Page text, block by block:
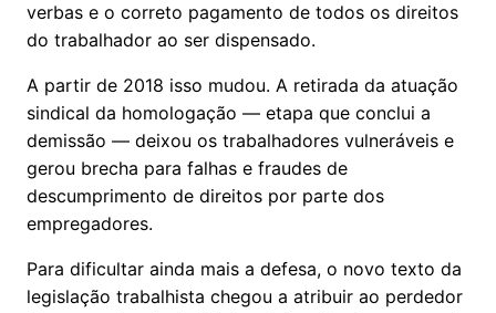
verbas e o correto pagamento de todos os direitos
do trabalhador ao ser dispensado.
A partir de 2018 isso mudou. A retirada da atuação
sindical da homologação — etapa que conclui a
demissão — deixou os trabalhadores vulneráveis e
gerou brecha para falhas e fraudes de
descumprimento de direitos por parte dos
empregadores.
Para dificultar ainda mais a defesa, o novo texto da
legislação trabalhista chegou a atribuir ao perdedor